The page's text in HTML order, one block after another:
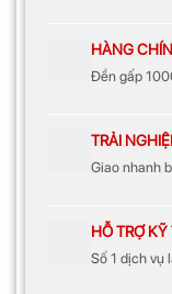
HÀNG
Đền gấp
TRẢI
Giao nhanh
HỖ TRỢ
Số 1 dịch vụ